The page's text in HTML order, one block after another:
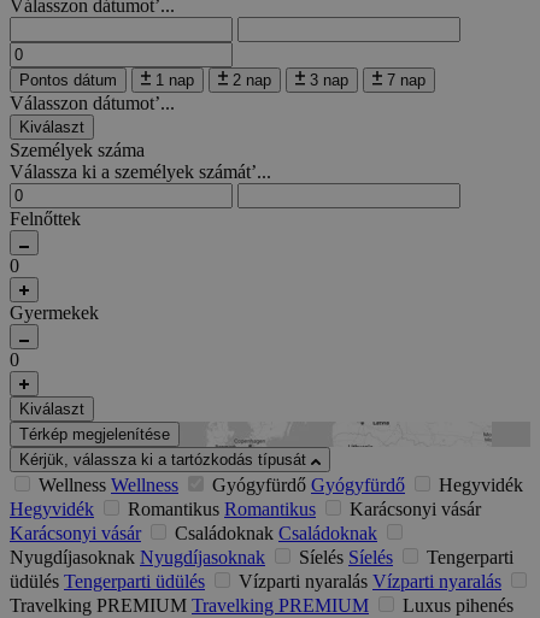
Válasszon dátumot’...
Pontos dátum 1 nap 2 nap 3 nap 7 nap
Válasszon dátumot’...
Kiválaszt
Személyek száma
Válassza ki a személyek számát’...
Felnőttek
0
Gyermekek
0
Kiválaszt
Térkép megjelenítése
Kérjük, válassza ki a tartózkodás típusát
Wellness Wellness Gyógyfürdő Gyógyfürdő
Hegyvidék
Hegyvidék
Romantikus Romantikus
Karácsonyi vásár
Karácsonyi vásár
Családoknak Családoknak
Nyugdíjasoknak Nyugdíjasoknak Síelés Síelés
Tengerparti
üdülés Tengerparti üdülés Vízparti nyaralás Vízparti nyaralás
Travelking PREMIUM Travelking PREMIUM
Luxus pihenés